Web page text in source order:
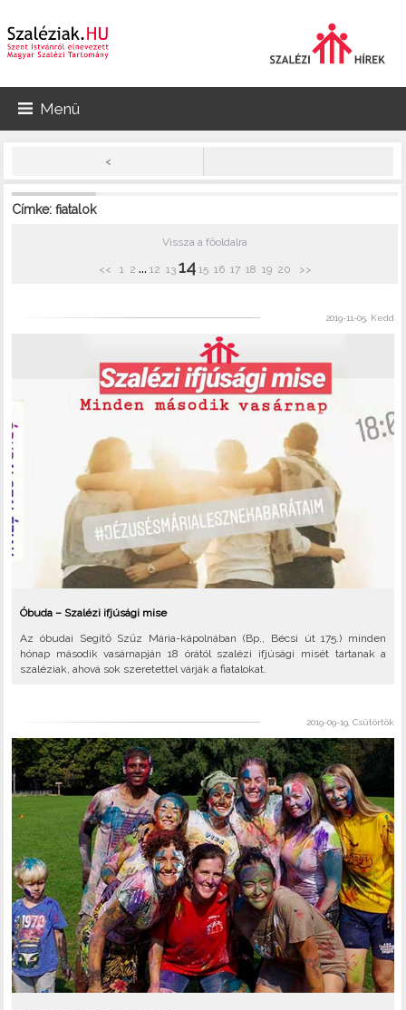
Menü
<
Címke: fiatalok
Vissza a főoldalra
<< 1 2 ... 12 13 14 15 16 17 18 19 20 >>
2019-11-05, Kedd
Óbuda – Szalézi ifjúsági mise
Az óbudai Segítő Szűz Mária-kápolnában (Bp., Bécsi út 175.) minden
hónap második vasárnapján 18 órától szalézi ifjúsági misét tartanak a
szaléziak, ahová sok szeretettel várják a fiatalokat.
2019-09-19, Csütörtök